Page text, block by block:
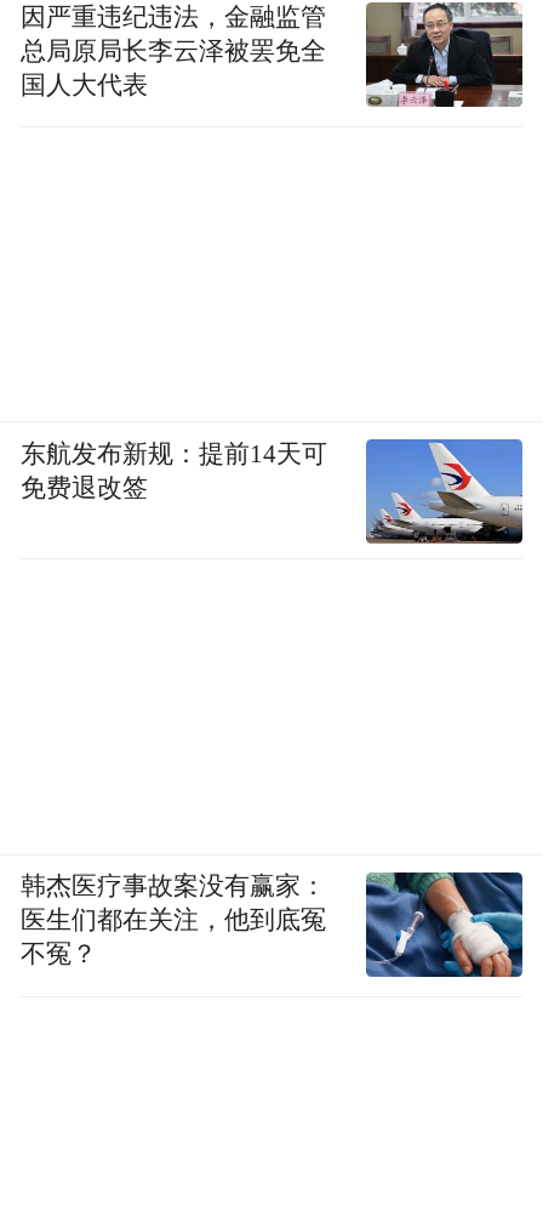
因严重违纪违法，金融监管
总局原局长李云泽被罢免全
国人大代表
东航发布新规：提前14天可
免费退改签
韩杰医疗事故案没有赢家：
医生们都在关注，他到底冤
不冤？